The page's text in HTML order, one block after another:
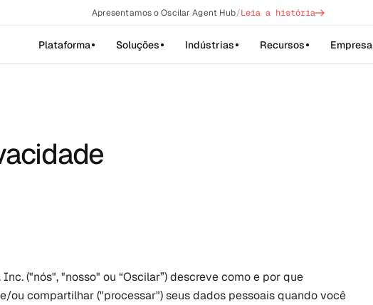
Apresentamos o Oscilar Agent Hub/Leia a história->
Plataforma Soluções Indústrias Recursos Empresa
("nós", "nosso" ou “Oscilar”) descreve como e por que
ou compartilhar ("processar") seus dados pessoais quando você